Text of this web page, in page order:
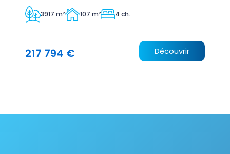
3917 m² 107 m² 4 ch.
217 794 € Découvrir